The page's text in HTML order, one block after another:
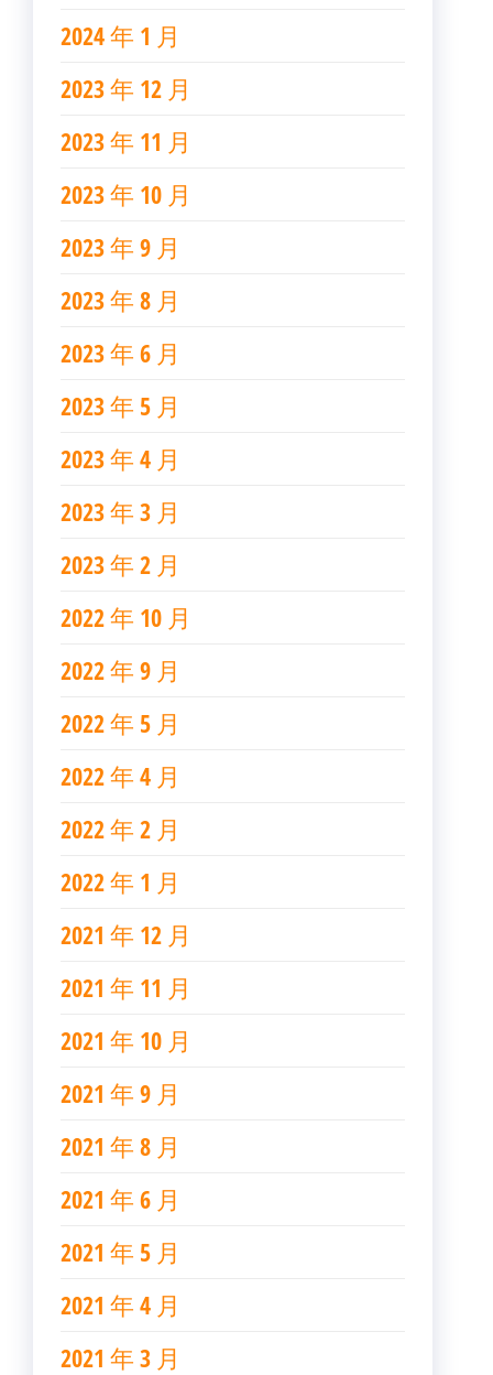
2024 年 1 月
2023 年 12 月
2023 年 11 月
2023 年 10 月
2023 年 9 月
2023 年 8 月
2023 年 6 月
2023 年 5 月
2023 年 4 月
2023 年 3 月
2023 年 2 月
2022 年 10 月
2022 年 9 月
2022 年 5 月
2022 年 4 月
2022 年 2 月
2022 年 1 月
2021 年 12 月
2021 年 11 月
2021 年 10 月
2021 年 9 月
2021 年 8 月
2021 年 6 月
2021 年 5 月
2021 年 4 月
2021 年 3 月